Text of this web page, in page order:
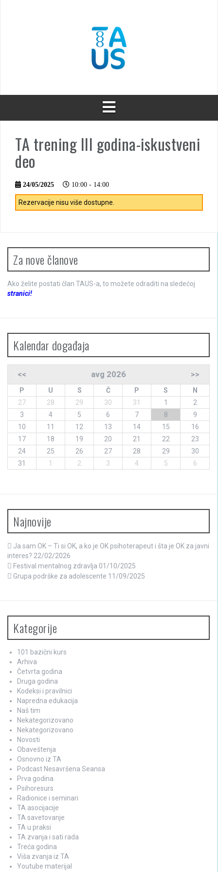
TA trening III godina-iskustveni
deo
24/05/2025 10:00 - 14:00
Rezervacije nisu više dostupne.
Za nove članove
Ako želite postati član TAUS-a, to možete odraditi na sledećoj
stranici!
Kalendar događaja
<< avg 2026 >>
P U S Č P S
N
27
28 29 30 31 1
2
3
4 5 6 7 8
9
10
11 12 13 14 15
16
17
18 19 20 21 22
23
24
25 26 27 28 29
30
31
1 2 3 4 5 6
Najnovije
Ja sam OK – Ti si OK, a ko je OK psihoterapeut i šta je OK za javni
interes? 22/02/2026
Festival mentalnog zdravlja 01/10/2025
Grupa podrške za adolescente 11/09/2025
Kategorije
101 bazični kurs
Arhiva
Četvrta godina
Druga godina
Kodeksi i pravilnici
Napredna edukacija
Naš tim
Nekategorizovano
Nekategorizovano
Novosti
Obaveštenja
Osnovno iz TA
Podcast Nesavršena Seansa
Prva godina
Psihoresurs
Radionice i seminari
TA asocijacije
TA savetovanje
TA u praksi
TA zvanja i sati rada
Treća godina
Viša zvanja iz TA
Youtube materijal